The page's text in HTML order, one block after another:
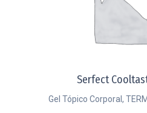
Serfect
Gel Tópico Corporal,